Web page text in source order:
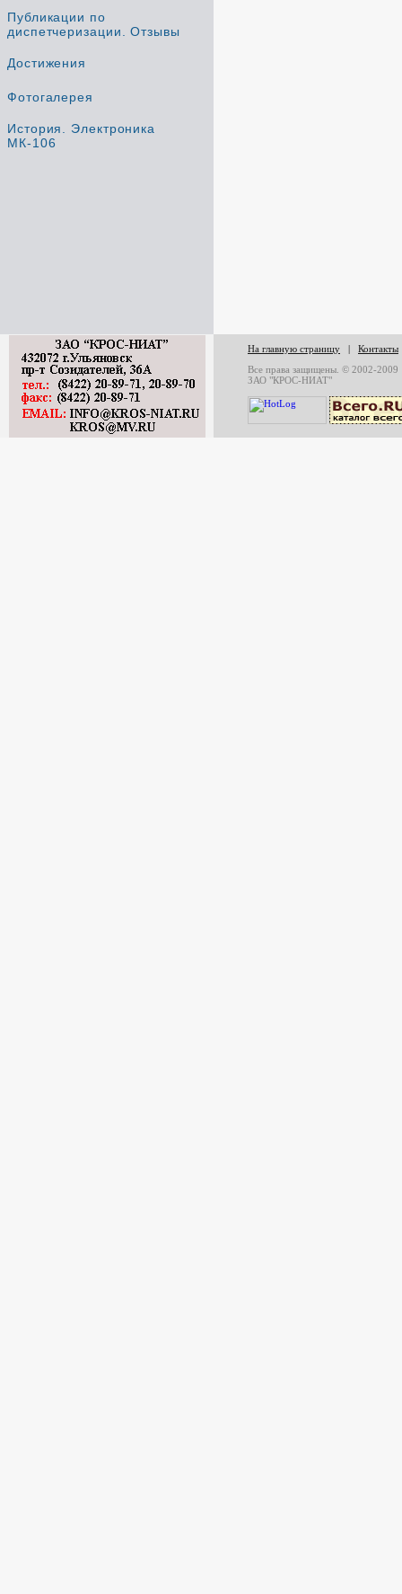
Публикации по
диспетчеризации. Отзывы
Достижения
Фотогалерея
История. Электроника
МК-106
На главную страницу | Контакты
Все права защищены. © 2002-2009
ЗАО "КРОС-НИАТ"